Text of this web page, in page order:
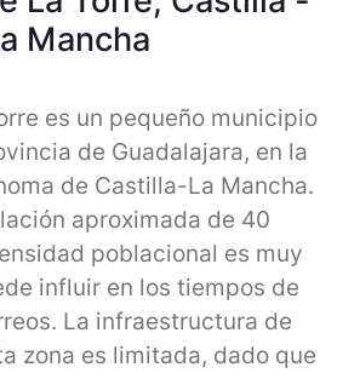
Mancha
es un pequeño municipio
de Guadalajara, en la
de Castilla-La Mancha.
aproximada de 40
poblacional es muy
influir en los tiempos de
La infraestructura de
zona es limitada, dado que